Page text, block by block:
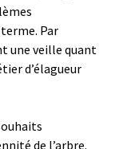
Par
une veille quant
d’élagueur
de l’arbre.